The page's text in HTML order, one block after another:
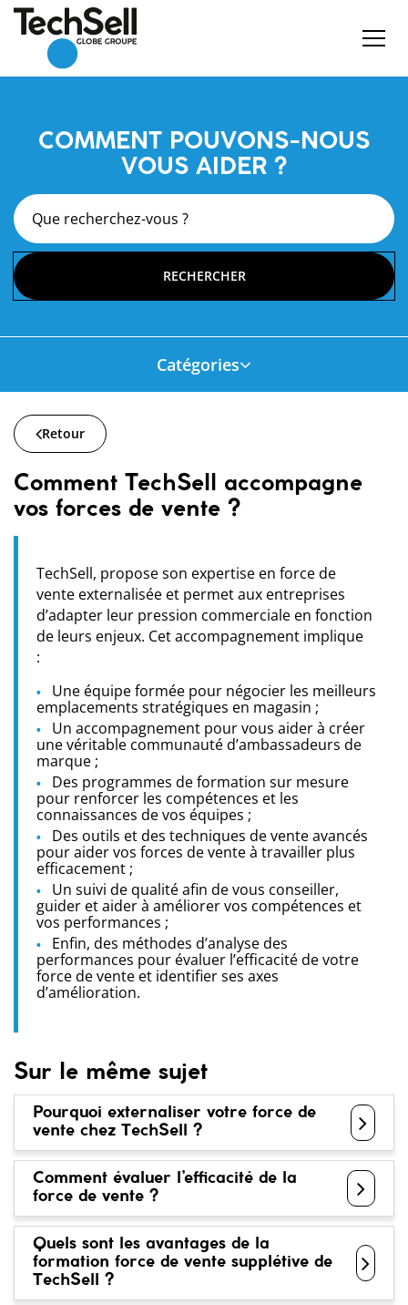
COMMENT POUVONS-NOUS
VOUS AIDER ?
Catégories
Retour
Comment TechSell accompagne
vos forces de vente ?
TechSell, propose son expertise en force de
vente externalisée et permet aux entreprises
d’adapter leur pression commerciale en fonction
de leurs enjeux. Cet accompagnement implique
:
Une équipe formée pour négocier les meilleurs
emplacements stratégiques en magasin ;
Un accompagnement pour vous aider à créer
une véritable communauté d’ambassadeurs de
marque ;
Des programmes de formation sur mesure
pour renforcer les compétences et les
connaissances de vos équipes ;
Des outils et des techniques de vente avancés
pour aider vos forces de vente à travailler plus
efficacement ;
Un suivi de qualité afin de vous conseiller,
guider et aider à améliorer vos compétences et
vos performances ;
Enfin, des méthodes d’analyse des
performances pour évaluer l’efficacité de votre
force de vente et identifier ses axes
d’amélioration.
Sur le même sujet
Pourquoi externaliser votre force de
vente chez TechSell ?
Comment évaluer l’efficacité de la
force de vente ?
Quels sont les avantages de la
formation force de vente supplétive de
TechSell ?